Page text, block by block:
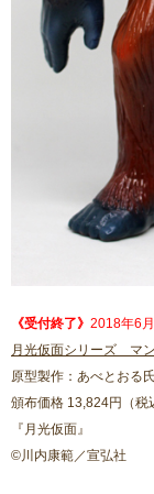
《受付終了》 2018年6
月光仮面シリーズ マン
原型製作：あべとおる
頒布価格 13,824円（
『月光仮面』
©川内康範／宣弘社